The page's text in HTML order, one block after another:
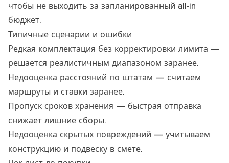
чтобы не выходить за запланированный all‑in
бюджет.
Типичные сценарии и ошибки
Редкая комплектация без корректировки лимита —
решается реалистичным диапазоном заранее.
Недооценка расстояний по штатам — считаем
маршруты и ставки заранее.
Пропуск сроков хранения — быстрая отправка
снижает лишние сборы.
Недооценка скрытых повреждений — учитываем
конструкцию и подвеску в смете.